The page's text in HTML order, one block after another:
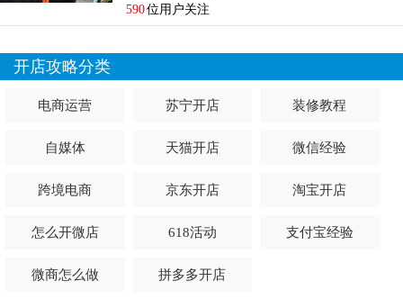
590位用户关注
开店攻略分类
电商运营 苏宁开店 装修教程
自媒体 天猫开店 微信经验
跨境电商 京东开店 淘宝开店
怎么开微店 618活动 支付宝经验
微商怎么做 拼多多开店